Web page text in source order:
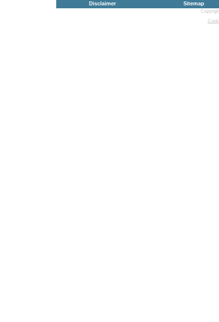
Disclaimer Sitemap